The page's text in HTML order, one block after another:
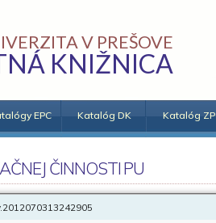
V PREŠOVE
KNIŽNICA
EPC Katalóg DK Katalóg ZP
ČINNOSTI PU